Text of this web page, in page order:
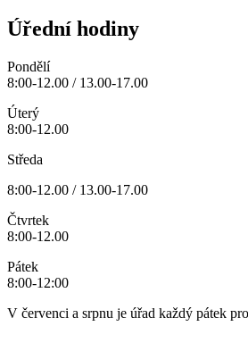
Úřední hodiny
Pondělí
8:00-12.00 / 13.00-17.00
Úterý
8:00-12.00
Středa
8:00-12.00 / 13.00-17.00
Čtvrtek
8:00-12.00
Pátek
8:00-12:00
V červenci a srpnu je úřad každý pátek